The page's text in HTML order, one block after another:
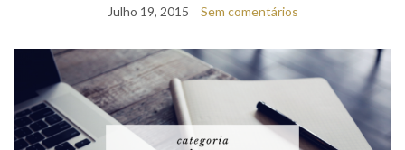
Julho 19, 2015 Sem comentários